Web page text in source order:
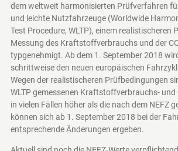
dem weltweit harmonisierten Prüfverfahren
und leichte Nutzfahrzeuge (Worldwide
Test Procedure, WLTP), einem realistischeren
Messung des Kraftstoffverbrauchs und der
typgenehmigt. Ab dem 1. September 2018
schrittweise den neuen europäischen
Wegen der realistischeren Prüfbedingungen
WLTP gemessenen Kraftstoffverbrauchs- und
in vielen Fällen höher als die nach dem NEFZ
können sich ab 1. September 2018 bei der
entsprechende Änderungen ergeben.